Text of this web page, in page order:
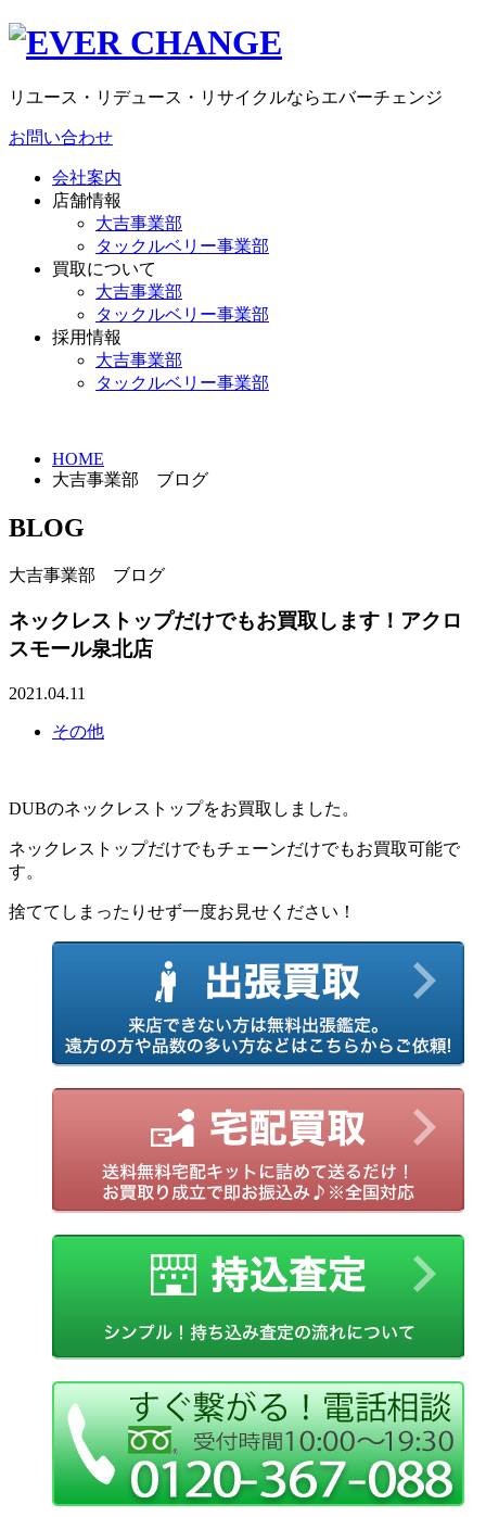
リユース・リデュース・リサイクルならエバーチェンジ
お問い合わせ
会社案内
店舗情報
大吉事業部
タックルベリー事業部
買取について
大吉事業部
タックルベリー事業部
採用情報
大吉事業部
タックルベリー事業部
HOME
大吉事業部 ブログ
BLOG
大吉事業部 ブログ
ネックレストップだけでもお買取します！アクロ
スモール泉北店
2021.04.11
その他
DUBのネックレストップをお買取しました。
ネックレストップだけでもチェーンだけでもお買取可能で
す。
捨ててしまったりせず一度お見せください！